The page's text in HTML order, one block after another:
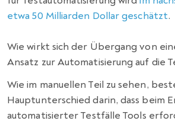
etwa 50 Milliarden Dollar geschätzt.
Wie wirkt sich der Übergang von
Ansatz zur Automatisierung auf die
Wie im manuellen Teil zu sehen,
Hauptunterschied darin, dass beim
automatisierter Testfälle Tools